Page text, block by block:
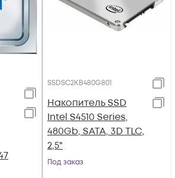
SSDSC2KB480G801
Накопитель SSD
Intel S4510 Series,
480Gb, SATA, 3D TLC,
2,5"
Под заказ